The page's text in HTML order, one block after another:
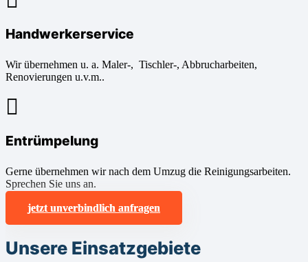
Handwerkerservice
Wir übernehmen u. a. Maler-, Tischler-, Abbrucharbeiten,
Renovierungen u.v.m..
Entrümpelung
Gerne übernehmen wir nach dem Umzug die Reinigungsarbeiten.
Sprechen Sie uns an.
jetzt unverbindlich anfragen
Unsere Einsatzgebiete